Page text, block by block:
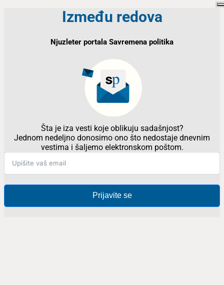
Između redova
Njuzleter portala Savremena politika
Šta je iza vesti koje oblikuju sadašnjost?
Jednom nedeljno donosimo ono što nedostaje dnevnim
vestima i šaljemo elektronskom poštom.
Prijavite se